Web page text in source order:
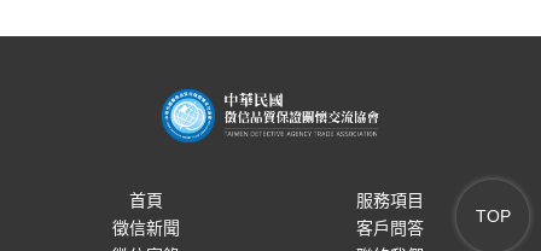
TOP
首頁
服務項目
徵信新聞
客戶問答